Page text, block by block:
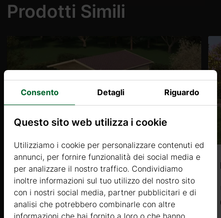
Prodotti Simili
FLOX (44mm) 4x7m, 22㎡ + 6㎡
Prezzo da
8500 €
Consento Detagli Riguardo
Questo sito web utilizza i cookie
Utilizziamo i cookie per personalizzare contenuti ed
annunci, per fornire funzionalità dei social media e
per analizzare il nostro traffico. Condividiamo
inoltre informazioni sul tuo utilizzo del nostro sito
con i nostri social media, partner pubblicitari e di
analisi che potrebbero combinarle con altre
informazioni che hai fornito a loro o che hanno